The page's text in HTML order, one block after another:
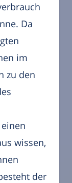
Da
im
zu den
wissen,
der